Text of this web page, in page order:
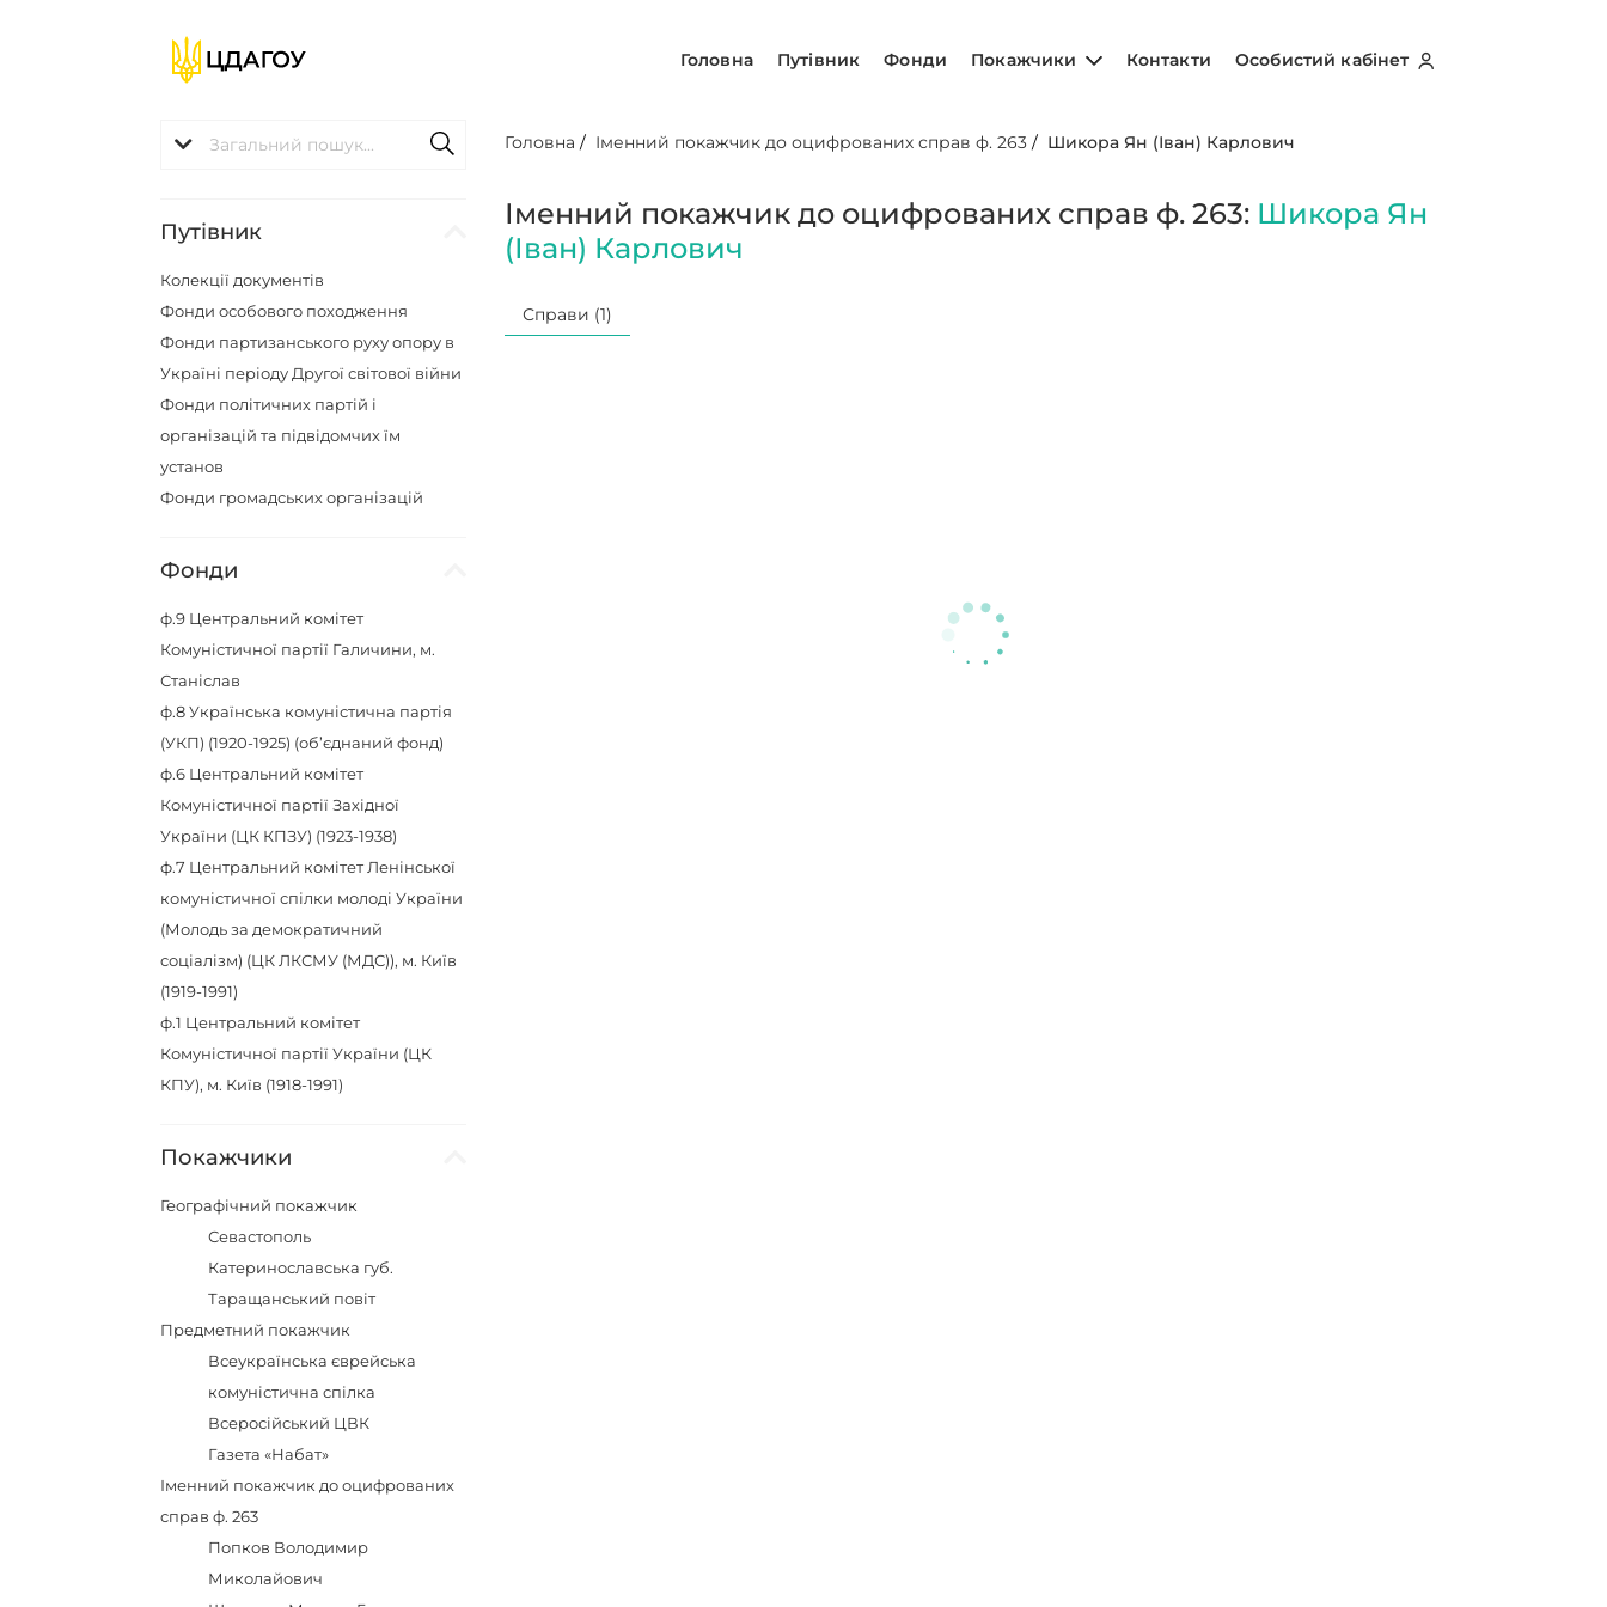
Головна Путівник Фонди Покажчики Контакти Особистий кабінет
Путівник
Колекції документів
Фонди особового походження
Фонди партизанського руху опору в
Україні періоду Другої світової війни
Фонди політичних партій і
організацій та підвідомчих їм
установ
Фонди громадських організацій
Фонди
ф.9 Центральний комітет
Комуністичної партії Галичини, м.
Станіслав
ф.8Українська комуністична партія
(УКП) (1920-1925) (об’єднаний фонд)
ф.6 Центральний комітет
Комуністичної партії Західної
України (ЦК КПЗУ) (1923-1938)
ф.7 Центральний комітет Ленінської
комуністичної спілки молоді України
(Молодь за демократичний
соціалізм) (ЦК ЛКСМУ (МДС)), м. Київ
(1919-1991)
ф.1 Центральний комітет
Комуністичної партії України (ЦК
КПУ), м. Київ (1918-1991)
Покажчики
Географічний покажчик
Севастополь
Катеринославська губ.
Таращанський повіт
Предметний покажчик
Всеукраїнська єврейська
комуністична спілка
Всеросійський ЦВК
Газета «Набат»
Іменний покажчик до оцифрованих
справ ф. 263
Попков Володимир
Миколайович
Головна / Іменний покажчик до оцифрованих справ ф. 263 / Шикора Ян (Іван) Карлович
Іменний покажчик до оцифрованих справ ф. 263: Шикора Ян
(Іван) Карлович
Справи (1)